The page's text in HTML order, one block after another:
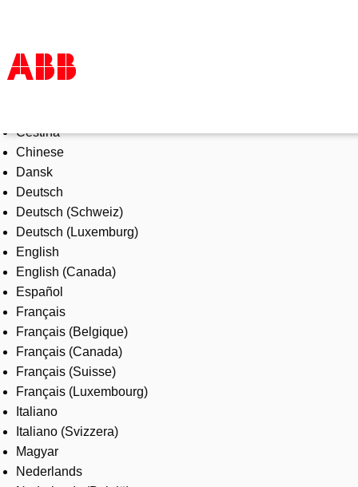
Products & Solutions
Industries
Services
About us
Where to buy
Contact us
Careers
Čeština
Chinese
Dansk
Deutsch
Deutsch (Schweiz)
Deutsch (Luxemburg)
English
English (Canada)
Español
Français
Français (Belgique)
Français (Canada)
Français (Suisse)
Français (Luxembourg)
Italiano
Italiano (Svizzera)
Magyar
Nederlands